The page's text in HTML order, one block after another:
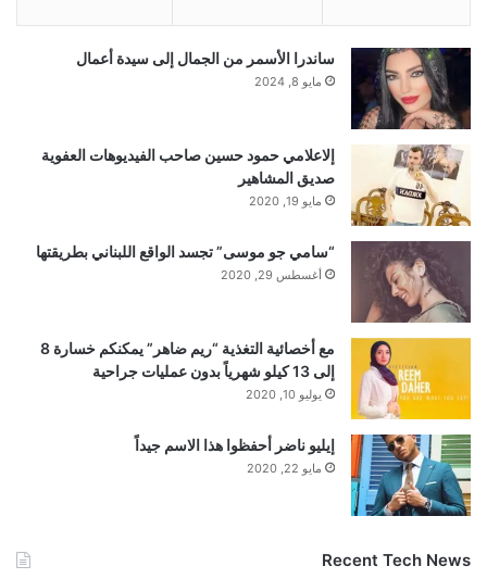
ساندرا الأسمر من الجمال إلى سيدة أعمال
مايو 8, 2024
إلاعلامي حمود حسين صاحب الفيديوهات العفوية
صديق المشاهير
مايو 19, 2020
“سامي جو موسى” تجسد الواقع اللبناني بطريقتها
أغسطس 29, 2020
مع أخصائية التغذية “ريم ضاهر” يمكنكم خسارة 8
إلى 13 كيلو شهرياً بدون عمليات جراحية
يوليو 10, 2020
إيليو ناضر أحفظوا هذا الاسم جيداً
مايو 22, 2020
Recent Tech News